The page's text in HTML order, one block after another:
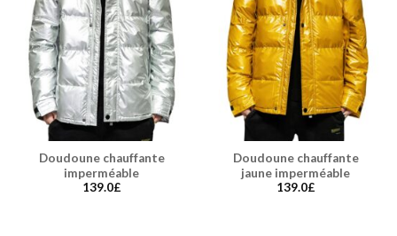
Doudoune chauffante
imperméable
139.0£
Doudoune chauffante
jaune imperméable
139.0£